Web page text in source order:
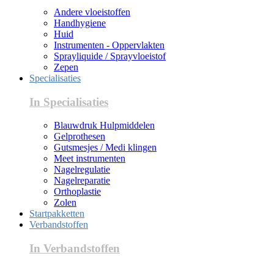
Andere vloeistoffen
Handhygiene
Huid
Instrumenten - Oppervlakten
Sprayliquide / Sprayvloeistof
Zepen
Specialisaties
In Specialisaties
Blauwdruk Hulpmiddelen
Gelprothesen
Gutsmesjes / Medi klingen
Meet instrumenten
Nagelregulatie
Nagelreparatie
Orthoplastie
Zolen
Startpakketten
Verbandstoffen
In Verbandstoffen